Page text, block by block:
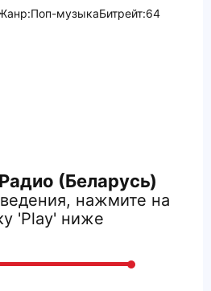
Поп-музыкаБитрейт:64
(Беларусь)
нажмите на
'Play' ниже